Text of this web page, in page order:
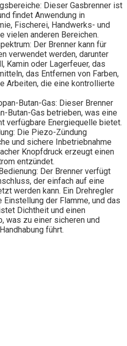
Dieser Gasbrenner ist
findet Anwendung in
Fischerei, Handwerks- und
vielen anderen Bereichen.
Der Brenner kann für
verwendet werden, darunter
Kamin oder Lagerfeuer, das
das Entfernen von Farben,
Arbeiten, die eine kontrollierte
Butan-Gas: Dieser Brenner
Butan-Gas betrieben, was eine
verfügbare Energiequelle bietet.
Die Piezo-Zündung
und sichere Inbetriebnahme
Knopfdruck erzeugt einen
entzündet.
Der Brenner verfügt
der einfach auf eine
werden kann. Ein Drehregler
der Flamme, und das
Dichtheit und einen
was zu einer sicheren und
führt.